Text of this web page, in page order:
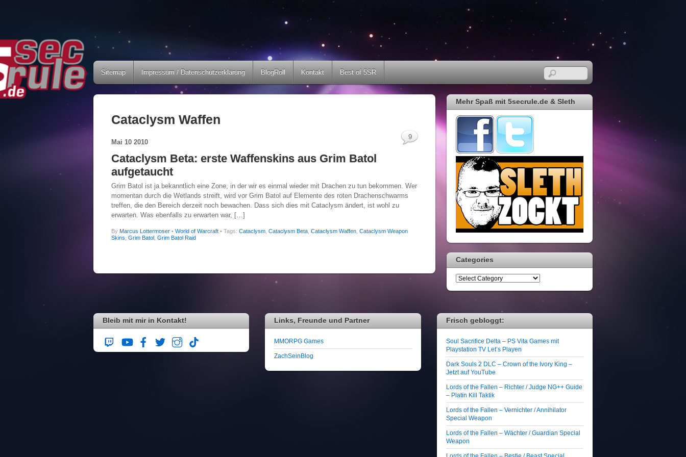
Sitemap Impressum / Datenschutzerklärung BlogRoll Kontakt Best of 5SR
Cataclysm Waffen
Mai 10 2010
Cataclysm Beta: erste Waffenskins aus Grim Batol
aufgetaucht
Grim Batol ist ja bekanntlich eine Zone, in der wir es einmal wieder mit Drachen zu tun bekommen. Wer
momentan durch die Wetlands streift, wird vor Grim Batol auf Elemente des roten Drachenschwarms
treffen, die den Bereich derzeit noch bewachen. Dass sich dies mit Cataclysm ändert, ist wohl zu
erwarten. Was ebenfalls zu erwarten war, […]
By Marcus Lottermoser • World of Warcraft
9
• Tags: Cataclysm Cataclysm Beta Cataclysm Waffen Cataclysm Weapon
Skins Grim Batol Grim Batol Raid
Mehr Spaß mit 5secrule.de & Sleth
Categories
Bleib mit mir in Kontakt! Links, Freunde und Partner
MMORPG Games
ZachSeinBlog
Frisch gebloggt:
Soul Sacrifice Delta – PS Vita Games mit
Playstation TV Let’s Playen
Dark Souls 2 DLC – Crown of the Ivory King –
Jetzt auf YouTube
Lords of the Fallen – Richter / Judge NG++ Guide
– Platin Kill Taktik
Lords of the Fallen – Vernichter / Annihilator
Special Weapon
Lords of the Fallen – Wächter / Guardian Special
Weapon